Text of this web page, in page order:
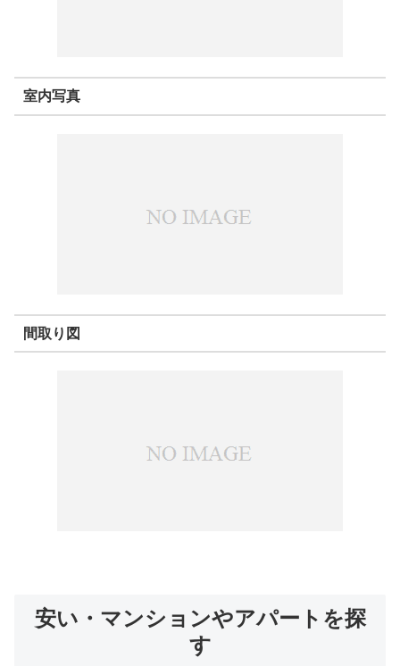
室内写真
間取り図
安い・マンションやアパートを探
す